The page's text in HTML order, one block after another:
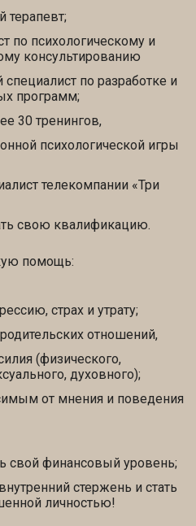
терапевт;
по психологическому и
консультированию
по разработке и
программ;
30 тренингов,
психологической игры
телекомпании «Три
свою квалификацию.
помощь:
страх и утрату;
отношений,
(физического,
духовного);
от мнения и поведения
финансовый уровень;
стержень и стать
личностью!